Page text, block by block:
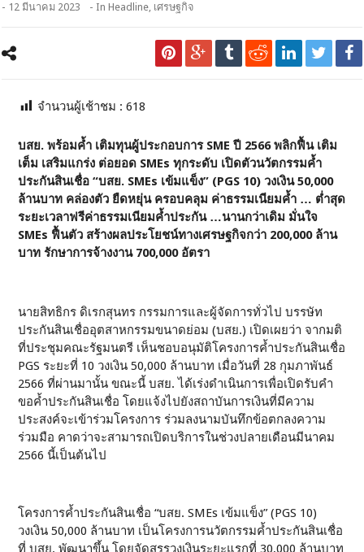
- 12 มีนาคม 2023 - InHeadline, เศรษฐกิจ
จำนวนผู้เช้าชม :618
บสย. พร้อมค้ำ เติมทุนผู้ประกอบการ SME ปี 2566 พลิกฟื้น เติม
เต็ม เสริมแกร่ง ต่อยอด SMEs ทุกระดับ เปิดตัวนวัตกรรมค้ำ
ประกันสินเชื่อ “บสย. SMEs เข้มแข็ง” (PGS 10) วงเงิน 50,000
ล้านบาท คล่องตัว ยืดหยุ่น ครอบคลุม ค่าธรรมเนียมค้ำ … ต่ำสุด
ระยะเวลาฟรีค่าธรรมเนียมค้ำประกัน …นานกว่าเดิม มั่นใจ
SMEs ฟื้นตัว สร้างผลประโยชน์ทางเศรษฐกิจกว่า 200,000 ล้าน
บาท รักษาการจ้างงาน 700,000 อัตรา
นายสิทธิกร ดิเรกสุนทร กรรมการและผู้จัดการทั่วไป บรรษัท
ประกันสินเชื่ออุตสาหกรรมขนาดย่อม (บสย.) เปิดเผยว่า จากมติ
ที่ประชุมคณะรัฐมนตรี เห็นชอบอนุมัติโครงการค้ำประกันสินเชื่อ
PGS ระยะที่ 10 วงเงิน 50,000 ล้านบาท เมื่อวันที่ 28 กุมภาพันธ์
2566 ที่ผ่านมานั้น ขณะนี้ บสย. ได้เร่งดำเนินการเพื่อเปิดรับคำ
ขอค้ำประกันสินเชื่อ โดยแจ้งไปยังสถาบันการเงินที่มีความ
ประสงค์จะเข้าร่วมโครงการ ร่วมลงนามบันทึกข้อตกลงความ
ร่วมมือ คาดว่าจะสามารถเปิดบริการในช่วงปลายเดือนมีนาคม
2566 นี้เป็นต้นไป
โครงการค้ำประกันสินเชื่อ “บสย. SMEs เข้มแข็ง” (PGS 10)
วงเงิน 50,000 ล้านบาท เป็นโครงการนวัตกรรมค้ำประกันสินเชื่อ
ที่ บสย. พัฒนาขึ้น โดยจัดสรรวงเงินระยะแรกที่ 30,000 ล้านบาท